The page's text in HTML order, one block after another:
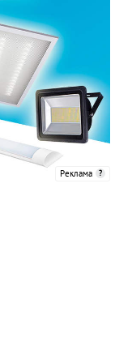
Реклама